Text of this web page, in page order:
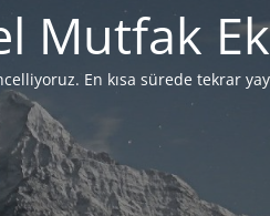
Mutfak
En kısa sürede tekrar